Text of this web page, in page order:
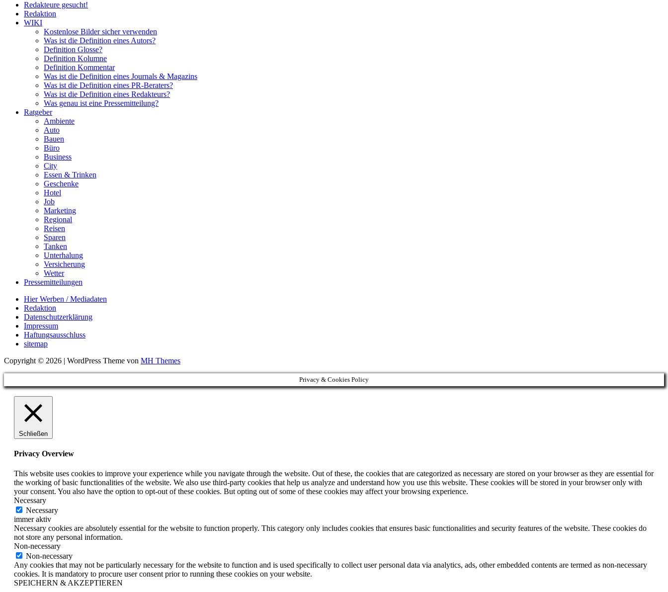
Redakteure gesucht!
Redaktion
WIKI
Kostenlose Bilder sicher verwenden
Was ist die Definition eines Autors?
Definition Glosse?
Definition Kolumne
Definition Kommentar
Was ist die Definition eines Journals & Magazins
Was ist die Definition eines PR-Beraters?
Was ist die Definition eines Redakteurs?
Was genau ist eine Pressemitteilung?
Ratgeber
Ambiente
Auto
Bauen
Büro
Business
City
Essen & Trinken
Geschenke
Hotel
Job
Marketing
Regional
Reisen
Sparen
Tanken
Unterhalung
Versicherung
Wetter
Pressemitteilungen
Hier Werben / Mediadaten
Redaktion
Datenschutzerklärung
Impressum
Haftungsausschluss
sitemap
Copyright © 2026 | WordPress Theme von MH Themes
Privacy & Cookies Policy
Schließen
Privacy Overview
This website uses cookies to improve your experience while you navigate through the website. Out of these, the cookies that are categorized as necessary are stored on your browser as they are essential for
the working of basic functionalities of the website. We also use third-party cookies that help us analyze and understand how you use this website. These cookies will be stored in your browser only with
your consent. You also have the option to opt-out of these cookies. But opting out of some of these cookies may affect your browsing experience.
Necessary
Necessary
immer aktiv
Necessary cookies are absolutely essential for the website to function properly. This category only includes cookies that ensures basic functionalities and security features of the website. These cookies do
not store any personal information.
Non-necessary
Non-necessary
Any cookies that may not be particularly necessary for the website to function and is used specifically to collect user personal data via analytics, ads, other embedded contents are termed as non-necessary
cookies. It is mandatory to procure user consent prior to running these cookies on your website.
SPEICHERN & AKZEPTIEREN